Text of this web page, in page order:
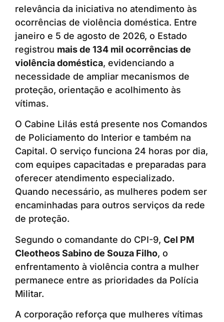
relevância da iniciativa no atendimento às
ocorrências de violência doméstica. Entre
janeiro e 5 de agosto de 2026, o Estado
registrou mais de 134 mil ocorrências de
violência doméstica, evidenciando a
necessidade de ampliar mecanismos de
proteção, orientação e acolhimento às
vítimas.
O Cabine Lilás está presente nos Comandos
de Policiamento do Interior e também na
Capital. O serviço funciona 24 horas por dia,
com equipes capacitadas e preparadas para
oferecer atendimento especializado.
Quando necessário, as mulheres podem ser
encaminhadas para outros serviços da rede
de proteção.
Segundo o comandante do CPI-9, Cel PM
Cleotheos Sabino de Souza Filho, o
enfrentamento à violência contra a mulher
permanece entre as prioridades da Polícia
Militar.
A corporação reforça que mulheres vítimas